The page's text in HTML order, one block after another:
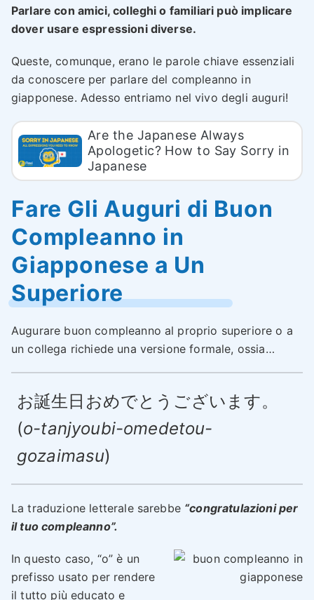
Parlare con amici, colleghi o familiari può implicare
dover usare espressioni diverse.
Queste, comunque, erano le parole chiave essenziali
da conoscere per parlare del compleanno in
giapponese. Adesso entriamo nel vivo degli auguri!
Are the Japanese Always
Apologetic? How to Say Sorry in
Japanese
Fare Gli Auguri di Buon
Compleanno in
Giapponese a Un
Superiore
Augurare buon compleanno al proprio superiore o a
un collega richiede una versione formale, ossia…
お誕生日おめでとうございます。
(o-tanjyoubi-omedetou-
gozaimasu)
La traduzione letterale sarebbe “congratulazioni per
il tuo compleanno”.
In questo caso, “o” è un
prefisso usato per rendere
il tutto più educato e